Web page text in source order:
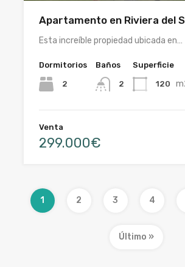
Apartamento en Riviera del
Esta increíble propiedad ubicada en…
Dormitorios
2
Baños
2
Superficie
120
Venta
299.000€
1 2 3 4
Último »